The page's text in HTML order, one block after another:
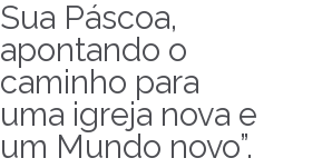
Sua Páscoa,
apontando o
caminho para
uma igreja nova e
um Mundo novo”.